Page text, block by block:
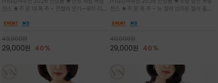
는 레터링 티셔츠
찬스 ★주.문.대.폭.주 - 전컬러 인기~~8차 리오
픽이나 컬러 조합을 통해 'Essential'한 무드를
좋은 컬러웨이와 디자인입니다^^
49,000원
29,000원 40%
도 일어나지않는것/감각적인 레터링 프
린팅이 돋보이는 베라노바 티셔츠
찬스 ★주.문.폭.주 - 뉴 컬러 브라운 컬러 출시~
무드를 만들고 기본 베이스의 컬러감이라 출근시
럽고 유연한 코튼 소재로 편안
49,000원
29,000원 40%